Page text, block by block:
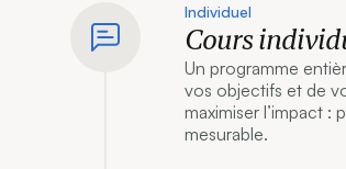
Individuel
Cours
Un programme
vos objectifs et de
maximiser l’impact
mesurable.